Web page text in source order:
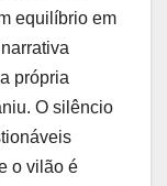
equilíbrio em
própria
O silêncio
o vilão é